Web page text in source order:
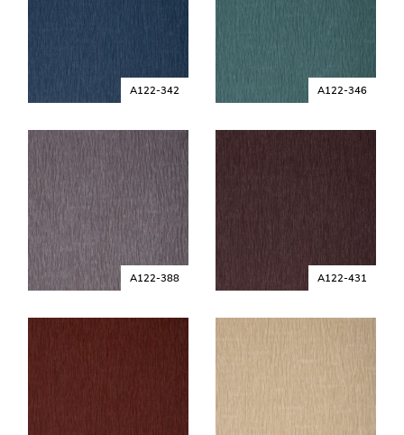
A122-342 A122-346
A122-388 A122-431